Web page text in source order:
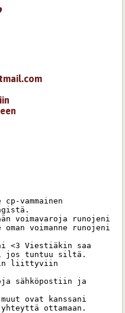
vammainen
voimavaroja runojeni
voimanne runojeni
<3 Viestiäkin saa
jos tuntuu siltä.
liittyviin
sähköpostiin ja
ovat kanssani
ottamaan.